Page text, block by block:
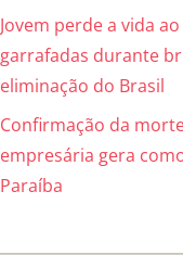
Jovem perde a vida
garrafadas durante
eliminação do Brasil
Confirmação da
empresária gera
Paraíba